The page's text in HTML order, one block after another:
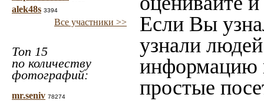
alek48s 3394
Все участники >>
Топ 15
по количеству
фотографий:
mr.seniv 78274
Если Вы
узнали
информацию
простые